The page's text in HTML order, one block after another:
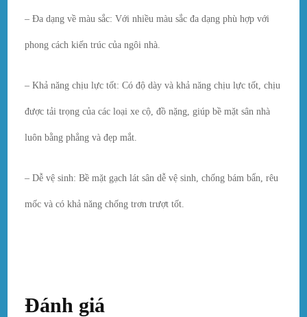
– Đa dạng về màu sắc: Với nhiều màu sắc đa dạng phù hợp với
phong cách kiến trúc của ngôi nhà.
– Khả năng chịu lực tốt: Có độ dày và khả năng chịu lực tốt, chịu
được tải trọng của các loại xe cộ, đồ nặng, giúp bề mặt sân nhà
luôn bằng phẳng và đẹp mắt.
– Dễ vệ sinh: Bề mặt gạch lát sân dễ vệ sinh, chống bám bẩn, rêu
mốc và có khả năng chống trơn trượt tốt.
Đánh giá